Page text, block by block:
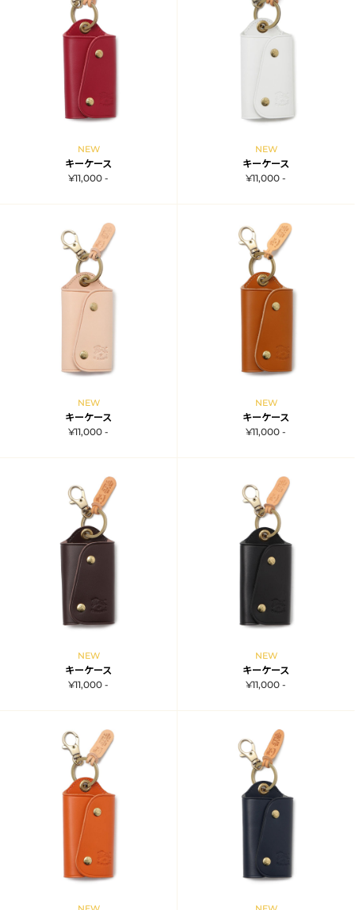
NEW
キーケース
¥11,000 -
NEW
キーケース
¥11,000 -
NEW
キーケース
¥11,000 -
NEW
キーケース
¥11,000 -
NEW
キーケース
¥11,000 -
NEW
キーケース
¥11,000 -